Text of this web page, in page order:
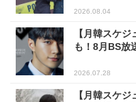
2026.08.04
【月韓スケ
も！8月BS放
2026.07.28
【月韓スケ